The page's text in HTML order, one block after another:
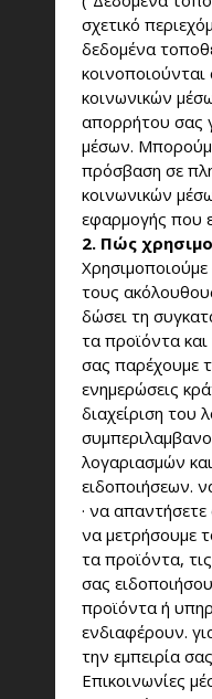
σχετικό
δεδομένα
κοινωνικών
απορρήτου σας
μέσων.
πρόσβαση σε
κοινωνικών
εφαρμογής που
2. Πώς
τους
δώσει τη
τα προϊόντα
σας παρέχουμε
ενημερώσεις
διαχείριση του
λογαριασμών
ειδοποιήσεων.
· να απαντήσετε
να μετρήσουμε
τα προϊόντα,
σας
προϊόντα ή
ενδιαφέρουν.
την εμπειρία
Επικοινωνίες